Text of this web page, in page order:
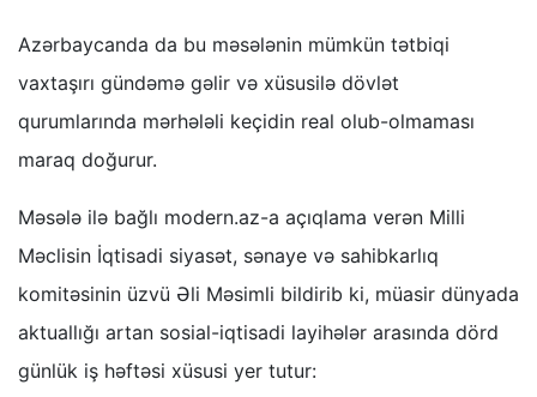
Azərbaycanda da bu məsələnin mümkün tətbiqi
vaxtaşırı gündəmə gəlir və xüsusilə dövlət
qurumlarında mərhələli keçidin real olub-olmaması
maraq doğurur.
Məsələ ilə bağlı modern.az-a açıqlama verən Milli
Məclisin İqtisadi siyasət, sənaye və sahibkarlıq
komitəsinin üzvü Əli Məsimli bildirib ki, müasir dünyada
aktuallığı artan sosial-iqtisadi layihələr arasında dörd
günlük iş həftəsi xüsusi yer tutur: